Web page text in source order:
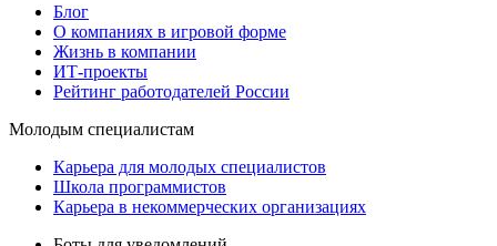
Блог
О компаниях в игровой форме
Жизнь в компании
ИТ-проекты
Рейтинг работодателей России
Молодым специалистам
Карьера для молодых специалистов
Школа программистов
Карьера в некоммерческих организациях